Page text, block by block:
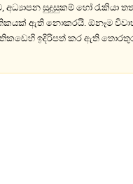
සුදුසුකම් හෝ රැකියා
ඇති නොකරයි. ඕනෑම
ඉදිරිපත් කර ඇති